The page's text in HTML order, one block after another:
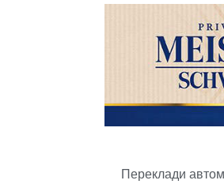
Переклади